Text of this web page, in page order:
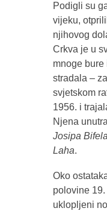
Podigli su
vijeku,
njihovog
Crkva je u
mnoge
stradala –
svjetskom
1956. i
Njena
Josipa
Laha.
Oko
polovine
uklopljeni